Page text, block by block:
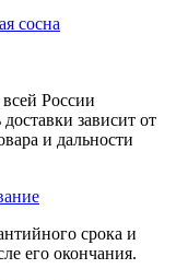
сосна
России
зависит от
и дальности
срока и
его окончания.